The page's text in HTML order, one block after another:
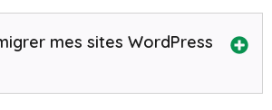
mes sites WordPress